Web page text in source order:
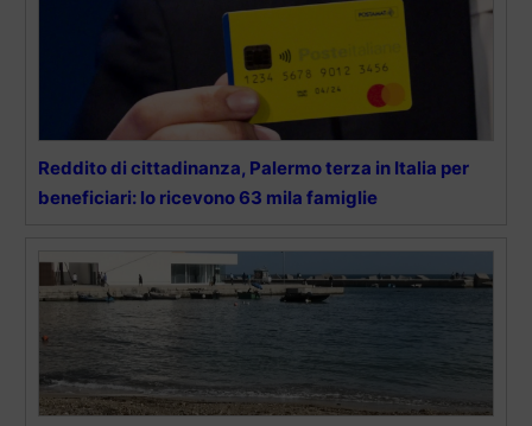
Reddito di cittadinanza, Palermo terza in Italia per
beneficiari: lo ricevono 63 mila famiglie